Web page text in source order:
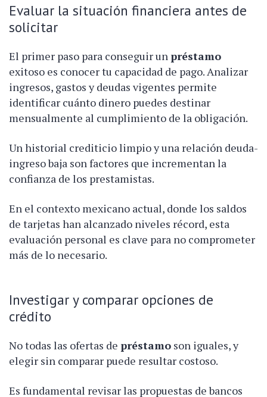
Evaluar la situación financiera antes de
solicitar
El primer paso para conseguir un préstamo
exitoso es conocer tu capacidad de pago. Analizar
ingresos, gastos y deudas vigentes permite
identificar cuánto dinero puedes destinar
mensualmente al cumplimiento de la obligación.
Un historial crediticio limpio y una relación deuda-
ingreso baja son factores que incrementan la
confianza de los prestamistas.
En el contexto mexicano actual, donde los saldos
de tarjetas han alcanzado niveles récord, esta
evaluación personal es clave para no comprometer
más de lo necesario.
Investigar y comparar opciones de
crédito
No todas las ofertas de préstamo son iguales, y
elegir sin comparar puede resultar costoso.
Es fundamental revisar las propuestas de bancos